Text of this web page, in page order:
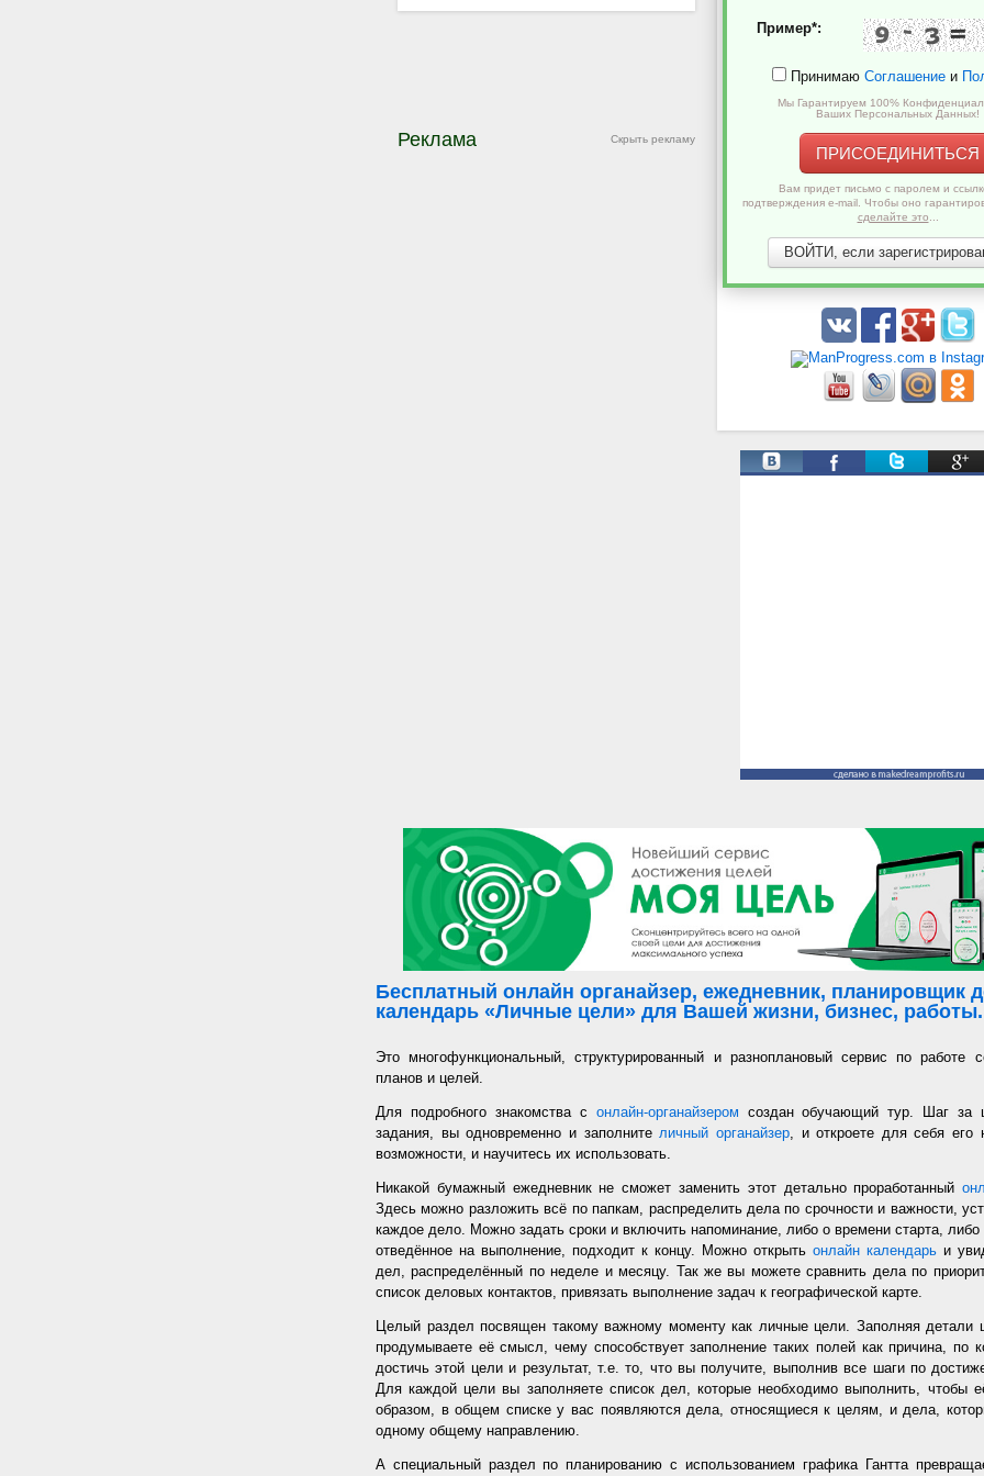
Скрыть рекламу
Реклама
Пример*:
Принимаю Соглашениеи
Мы Гарантируем 100%
Ваших Персональных Данных!
ПРИСОЕДИНИТЬСЯ
Вам придет письмо с паролем и
подтверждения e-mail. Чтобы оно
сделайте это
ВОЙТИ, если
Бесплатный онлайн органайзер, ежедневник, планировщик
календарь «Личные цели» для Вашей жизни, бизнес,
Это многофункциональный, структурированный и разноплановый сервис по работе
планов и целей.
Для подробного знакомства с онлайн-органайзером создан обучающий тур. Шаг за
задания, вы одновременно и заполнителичный органайзер, и откроете для себя его
возможности, и научитесь их использовать.
Никакой бумажный ежедневник не сможет заменить этот детально проработанный
Здесь можно разложить всё по папкам, распределить дела по срочности и важности,
каждое дело. Можно задать сроки и включить напоминание, либо о времени старта,
отведённое на выполнение, подходит к концу. Можно открыть онлайн календарь и
дел, распределённый по неделе и месяцу. Так же вы можете сравнить дела по
список деловых контактов, привязать выполнение задач к географической карте.
Целый раздел посвящен такому важному моменту как личные цели. Заполняя детали
продумываете её смысл, чему способствует заполнение таких полей как причина, по
достичь этой цели и результат, т.е. то, что вы получите, выполнив все шаги по
Для каждой цели вы заполняете список дел, которые необходимо выполнить, чтобы
образом, в общем списке у вас появляются дела, относящиеся к целям, и дела,
одному общему направлению.
А специальный раздел по планированию с использованием графика Гантта